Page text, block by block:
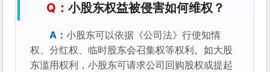
小股东权益被侵害如何维权？
小股东可以依据《公司法》行使知情
权、分红权、临时股东会召集权等权利。如大股
东滥用权利，小股东可请求公司回购股权或提起